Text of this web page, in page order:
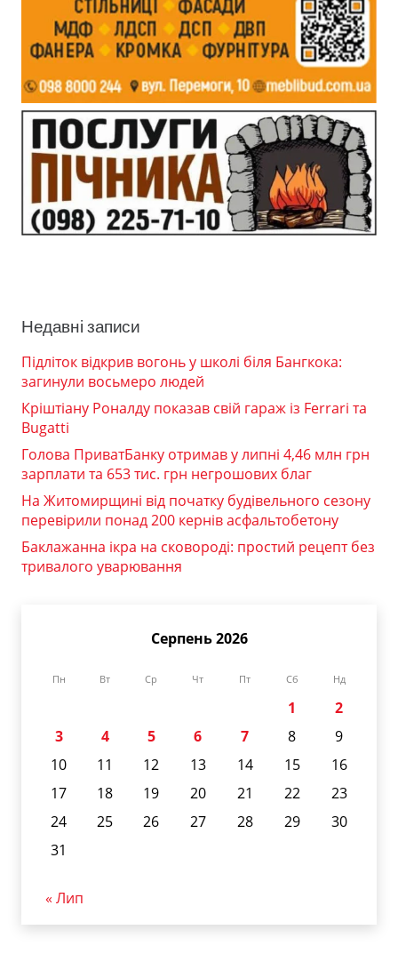
Недавні записи
Підліток відкрив вогонь у школі біля Бангкока:
загинули восьмеро людей
Кріштіану Роналду показав свій гараж із Ferrari та
Bugatti
Голова ПриватБанку отримав у липні 4,46 млн грн
зарплати та 653 тис. грн негрошових благ
На Житомирщині від початку будівельного сезону
перевірили понад 200 кернів асфальтобетону
Баклажанна ікра на сковороді: простий рецепт без
тривалого уварювання
Серпень 2026
Пн Вт Ср Чт Пт Сб Нд
1
2
3
4 5 6 7 8
9
10
11 12 13 14 15
16
17
18 19 20 21 22
23
24
25 26 27 28 29
30
31
« Лип